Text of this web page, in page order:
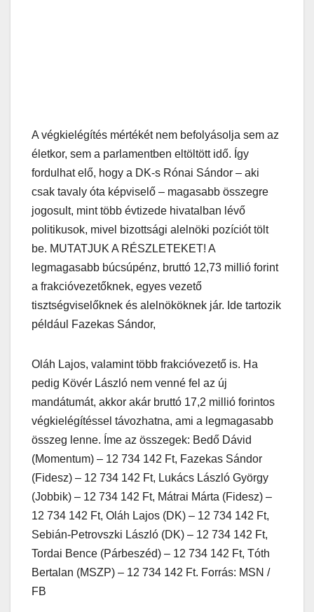
A végkielégítés mértékét nem befolyásolja sem az
életkor, sem a parlamentben eltöltött idő. Így
fordulhat elő, hogy a DK-s Rónai Sándor – aki
csak tavaly óta képviselő – magasabb összegre
jogosult, mint több évtizede hivatalban lévő
politikusok, mivel bizottsági alelnöki pozíciót tölt
be. MUTATJUK A RÉSZLETEKET! A
legmagasabb búcsúpénz, bruttó 12,73 millió forint
a frakcióvezetőknek, egyes vezető
tisztségviselőknek és alelnököknek jár. Ide tartozik
például Fazekas Sándor,
Oláh Lajos, valamint több frakcióvezető is. Ha
pedig Kövér László nem venné fel az új
mandátumát, akkor akár bruttó 17,2 millió forintos
végkielégítéssel távozhatna, ami a legmagasabb
összeg lenne. Íme az összegek: Bedő Dávid
(Momentum) – 12 734 142 Ft, Fazekas Sándor
(Fidesz) – 12 734 142 Ft, Lukács László György
(Jobbik) – 12 734 142 Ft, Mátrai Márta (Fidesz) –
12 734 142 Ft, Oláh Lajos (DK) – 12 734 142 Ft,
Sebián-Petrovszki László (DK) – 12 734 142 Ft,
Tordai Bence (Párbeszéd) – 12 734 142 Ft, Tóth
Bertalan (MSZP) – 12 734 142 Ft. Forrás: MSN /
FB